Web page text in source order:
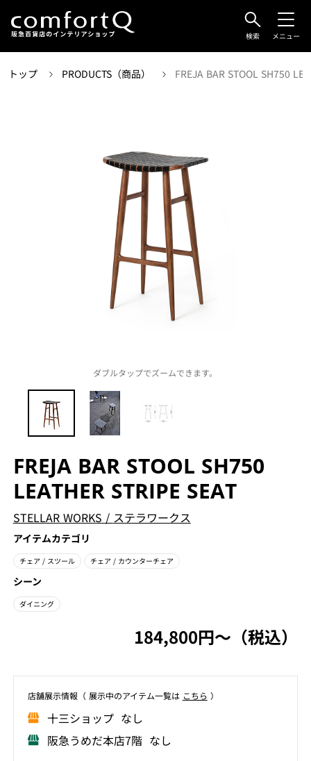
検索 メニュー
トップ PRODUCTS（商品） FREJA BAR STOOL SH750
ダブルタップでズームできます。
FREJA BAR STOOL SH750
LEATHER STRIPE SEAT
STELLAR WORKS / ステラワークス
アイテムカテゴリ
チェア / スツール チェア / カウンターチェア
シーン
ダイニング
184,800円〜（税込）
店舗展⽰情報（ 展⽰中のアイテム⼀覧は こちら ）
⼗三ショップ なし
阪急うめだ本店7階 なし